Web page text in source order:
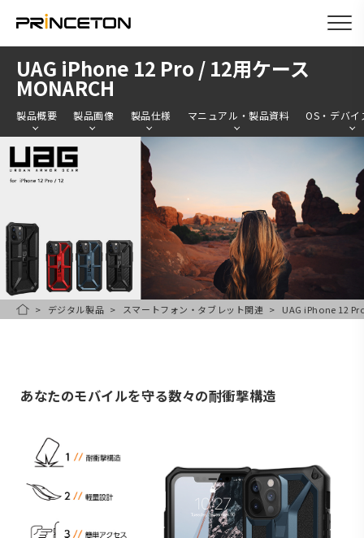
ン
テ
ツ
に
移
動
UAG iPhone 12 Pro / 12用ケース
MONARCH
製品概要 製品画像 製品仕様 マニュアル・製品資料 OS・デバイ
HOMEデジタル製品 スマートフォン・タブレット関連 UAG iPhone 12
あなたのモバイルを守る数々の耐衝撃構造